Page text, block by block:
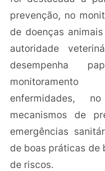
prevenção, no
de doenças
autoridade
desempenha
enfermidades,
mecanismos de
emergências
de boas práticas de
de riscos.